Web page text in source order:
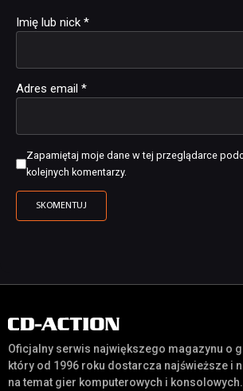
Imię lub nick *
Adres email *
Zapamiętaj moje dane w tej przeglądarce
kolejnych komentarzy.
Oficjalny serwis największego magazynu o
który od 1996 roku dostarcza najświeższe i
na temat gier komputerowych i konsolowych.